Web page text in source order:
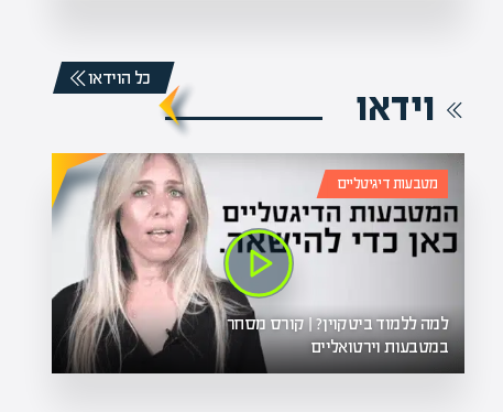
וידאו
כל הוידאו
מטבעות דיגיטליים
למה ללמוד ביטקוין? | קורס מסחר
במטבעות וירטואליים